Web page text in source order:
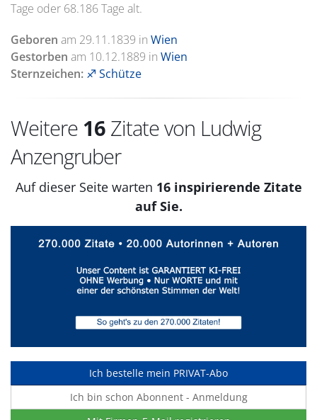
Tage oder 68.186 Tage alt.
Geboren am 29.11.1839 in Wien
Gestorben am 10.12.1889 in Wien
Sternzeichen: ♐ Schütze
Weitere 16 Zitate von Ludwig
Anzengruber
Auf dieser Seite warten 16 inspirierende Zitate
auf Sie.
Ich bestelle mein PRIVAT-Abo
Ich bin schon Abonnent - Anmeldung